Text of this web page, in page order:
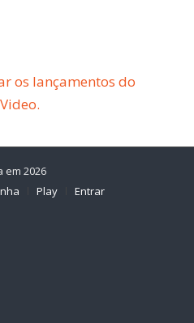
os lançamentos do
em 2026
Play Entrar